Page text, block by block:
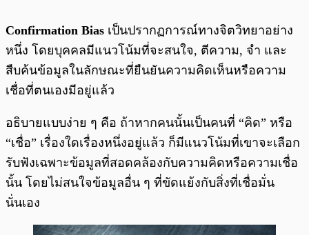
Confirmation Bias เป็นปรากฏการณ์ทางจิตวิทยาอย่าง
หนึ่ง โดยบุคคลมีแนวโน้มที่จะสนใจ, ตีความ, จำ และ
สืบค้นข้อมูลในลักษณะที่ยืนยันความคิดเห็นหรือความ
เชื่อที่ตนเองมีอยู่แล้ว
อธิบายแบบง่าย ๆ คือ ถ้าหากคนนั้นเป็นคนที่ “คิด” หรือ
“เชื่อ” เรื่องใดเรื่องหนึ่งอยู่แล้ว ก็มีแนวโน้มที่เขาจะเลือก
รับฟังเฉพาะข้อมูลที่สอดคล้องกับความคิดหรือความเชื่อ
นั้น โดยไม่สนใจข้อมูลอื่น ๆ ที่ขัดแย้งกับสิ่งที่เชื่อมั่น
นั่นเอง